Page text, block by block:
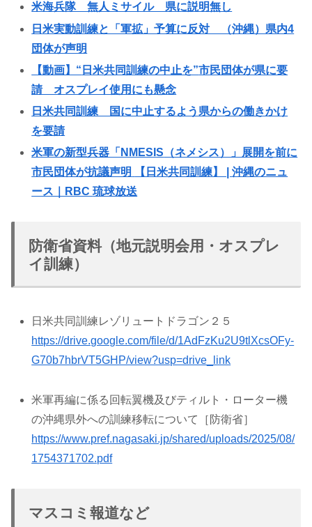
米海兵隊 無人ミサイル 県に説明無し
日米実動訓練と「軍拡」予算に反対 （沖縄）県内4
団体が声明
【動画】“ 日米共同訓練の中止を”市民団体が県に要
請 オスプレイ使用にも懸念
日米共同訓練 国に中止するよう県からの働きかけ
を要請
米軍の新型兵器「NMESIS （ネメシス）」展開を前に
市民団体が抗議声明
【日米共同訓練】 |沖縄のニュ
ース｜RBC琉球放送
防衛省資料（地元説明会用・オスプレ
イ訓練）
日米共同訓練レゾリュートドラゴン２５
https://drive.google.com/file/d/1AdFzKu2U9tlXcsOFy-
G70b7hbrVT5GHP/view?usp=drive_link
米軍再編に係る回転翼機及びティルト・ローター機
の沖縄県外への訓練移転について［防衛省］
https://www.pref.nagasaki.jp/shared/uploads/2025/08/
1754371702.pdf
マスコミ報道など